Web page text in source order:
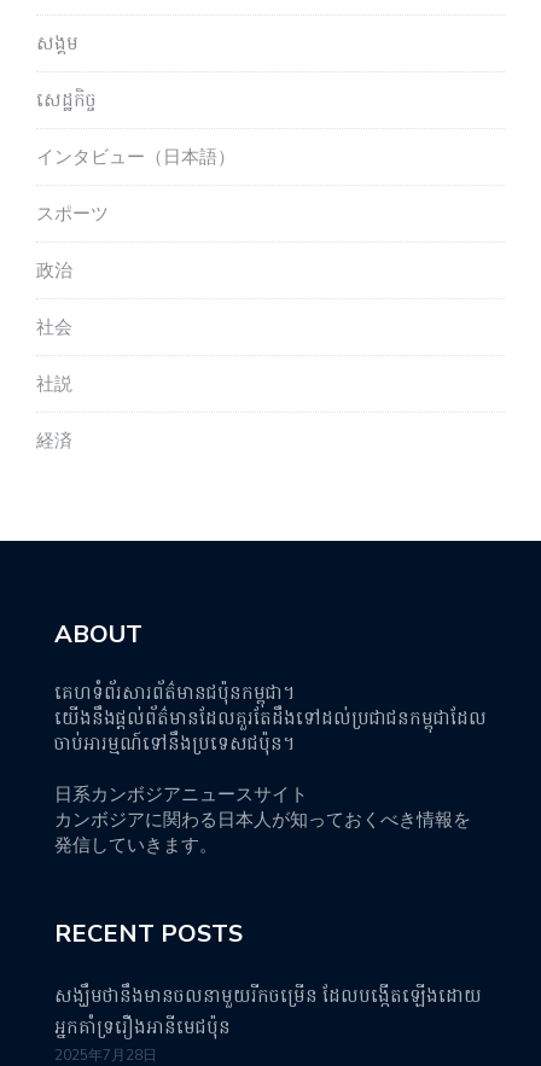
សង្គម
សេដ្ឋកិច្ច
インタビュー（日本語）
スポーツ
政治
社会
社説
経済
ABOUT
គេហទំព័រសារព័ត៌មានជប៉ុនកម្ពុជា។
យើងនឹងផ្តល់ព័ត៌មានដែលគួរតែដឹងទៅដល់ប្រជាជនកម្ពុជាដែល
ចាប់អារម្មណ៍ទៅនឹងប្រទេសជប៉ុន។
日系カンボジアニュースサイト
カンボジアに関わる日本人が知っておくべき情報を
発信していきます。
RECENT POSTS
សង្ឃឹមថានឹងមានចលនាមួយរីកចម្រើន ដែលបង្កើតឡើងដោយ
អ្នកគាំទ្ររឿងអានីមេជប៉ុន
2025年7月28日